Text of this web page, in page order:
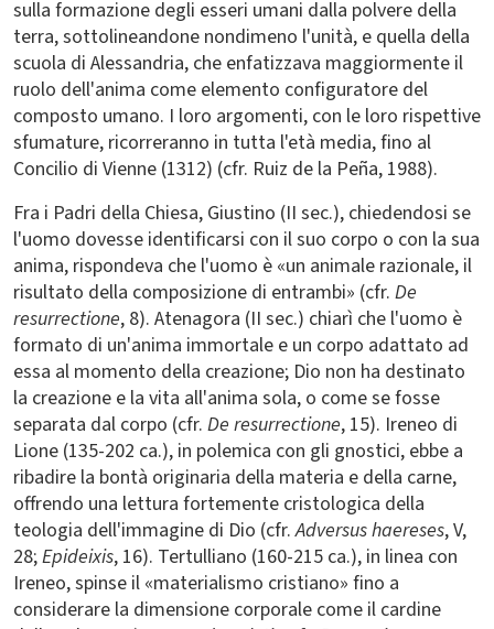
sulla formazione degli esseri umani dalla polvere della
terra, sottolineandone nondimeno l'unità, e quella della
scuola di Alessandria, che enfatizzava maggiormente il
ruolo dell'anima come elemento configuratore del
composto umano. I loro argomenti, con le loro rispettive
sfumature, ricorreranno in tutta l'età media, fino al
Concilio di Vienne (1312) (cfr. Ruiz de la Peña, 1988).
Fra i Padri della Chiesa, Giustino (II sec.), chiedendosi se
l'uomo dovesse identificarsi con il suo corpo o con la sua
anima, rispondeva che l'uomo è «un animale razionale, il
risultato della composizione di entrambi» (cfr. De
resurrectione, 8). Atenagora (II sec.) chiarì che l'uomo è
formato di un'anima immortale e un corpo adattato ad
essa al momento della creazione; Dio non ha destinato
la creazione e la vita all'anima sola, o come se fosse
separata dal corpo (cfr. De resurrectione, 15). Ireneo di
Lione (135-202 ca.), in polemica con gli gnostici, ebbe a
ribadire la bontà originaria della materia e della carne,
offrendo una lettura fortemente cristologica della
teologia dell'immagine di Dio (cfr.Adversus haereses, V,
28;Epideixis, 16). Tertulliano (160-215 ca.), in linea con
Ireneo, spinse il «materialismo cristiano» fino a
considerare la dimensione corporale come il cardine